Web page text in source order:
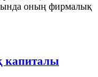
оның фирмалық
капиталы